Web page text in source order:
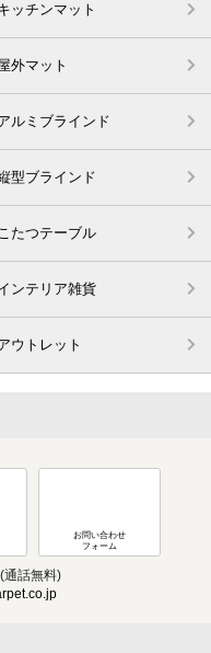
ッチンマット
外マット
ルミブラインド
型ブラインド
こたつテーブル
ンテリア雑貨
ウトレット
お問い合わせ
フォーム
(通話無料)